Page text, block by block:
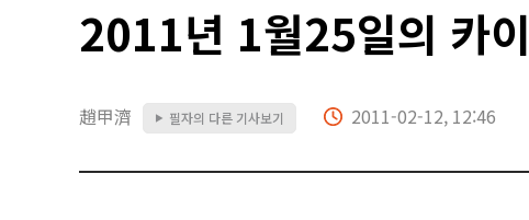
2011년 1월25일의 카
趙甲濟 ▶ 필자의 다른 기사보기 2011-02-12, 12:46